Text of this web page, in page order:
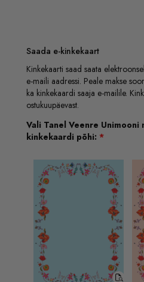
Saada e-kinkekaart
Kinkekaarti saad saata
e-maili aadressi. Peale makse
ka kinkekaardi saaja e-mailile.
ostukuupäevast.
Vali Tanel Veenre Unimooni
kinkekaardi põhi: *